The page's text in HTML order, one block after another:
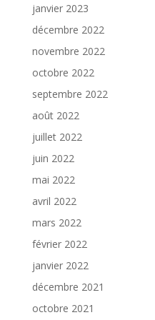
janvier 2023
décembre 2022
novembre 2022
octobre 2022
septembre 2022
août 2022
juillet 2022
juin 2022
mai 2022
avril 2022
mars 2022
février 2022
janvier 2022
décembre 2021
octobre 2021